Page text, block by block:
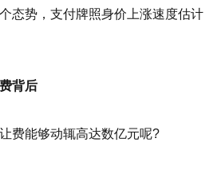
态势，支付牌照身价上涨速度估计
背后
能够动辄高达数亿元呢?